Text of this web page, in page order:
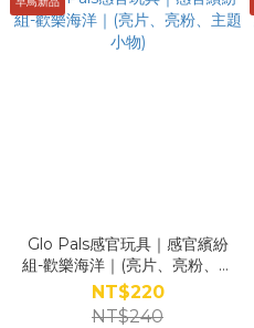
Glo Pals感官玩具｜感官繽紛
組-歡樂海洋｜(亮片、亮粉、主
題小物)
NT$220
NT$240